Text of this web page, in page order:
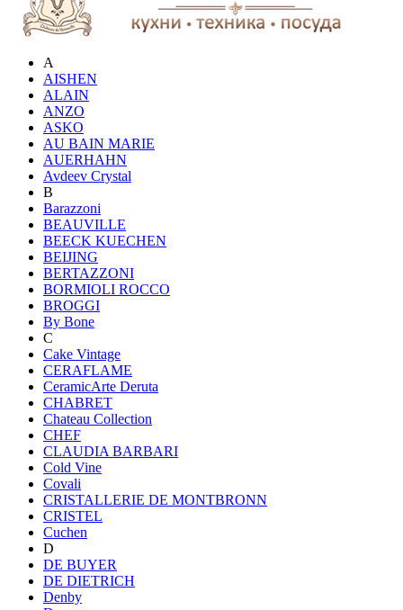
A
AISHEN
ALAIN
ANZO
ASKO
AU BAIN MARIE
AUERHAHN
Avdeev Crystal
B
Barazzoni
BEAUVILLE
BEECK KUECHEN
BEIJING
BERTAZZONI
BORMIOLI ROCCO
BROGGI
By Bone
C
Cake Vintage
CERAFLAME
CeramicArte Deruta
CHABRET
Chateau Collection
CHEF
CLAUDIA BARBARI
Cold Vine
Covali
CRISTALLERIE DE MONTBRONN
CRISTEL
Cuchen
D
DE BUYER
DE DIETRICH
Denby